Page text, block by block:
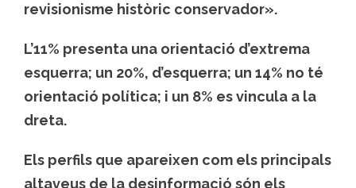
revisionisme històric conservador».
L’11% presenta una orientació d’extrema
esquerra; un 20%, d’esquerra; un 14% no té
orientació política; i un 8% es vincula a la
dreta.
Els perfils que apareixen com els principals
altaveus de la desinformació són els